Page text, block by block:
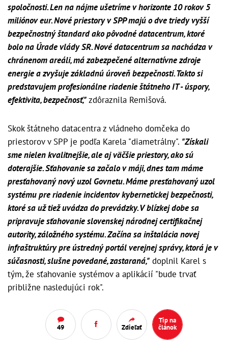
spoločnosti. Len na nájme ušetríme v horizonte 10 rokov 5
miliónov eur. Nové priestory v SPP majú o dve triedy vyšší
bezpečnostný štandard ako pôvodné datacentrum, ktoré
bolo na Úrade vlády SR. Nové datacentrum sa nachádza v
chránenom areáli, má zabezpečené alternatívne zdroje
energie a zvyšuje základnú úroveň bezpečnosti. Takto si
predstavujem profesionálne riadenie štátneho IT - úspory,
efektivita, bezpečnosť,"zdôraznila Remišová.
Skok štátneho datacentra z vládneho domčeka do
priestorov v SPP je podľa Karela "diametrálny". "Získali
sme nielen kvalitnejšie, ale aj väčšie priestory, ako sú
doterajšie. Sťahovanie sa začalo v máji, dnes tam máme
presťahovaný nový uzol Govnetu. Máme presťahovaný uzol
systému pre riadenie incidentov kybernetickej bezpečnosti,
ktoré sa už tiež uvádza do prevádzky. V blízkej dobe sa
pripravuje sťahovanie slovenskej národnej certifikačnej
autority, záložného systému. Začína sa inštalácia novej
infraštruktúry pre ústredný portál verejnej správy, ktorá je v
súčasnosti, slušne povedané, zastaraná," doplnil Karel s
tým, že sťahovanie systémov a aplikácií "bude trvať
približne nasledujúci rok".
49 Zdieľať
Tip na
článok